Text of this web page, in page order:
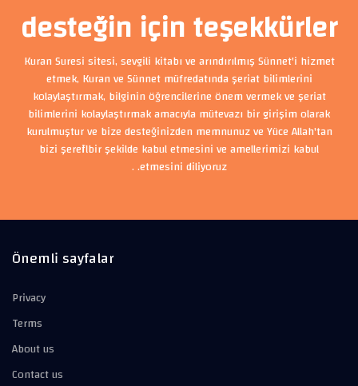
desteğin için teşekkürler
Kuran Suresi sitesi, sevgili kitabı ve arındırılmış Sünnet'i hizmet
etmek, Kuran ve Sünnet müfredatında şeriat bilimlerini
kolaylaştırmak, bilginin öğrencilerine önem vermek ve şeriat
bilimlerini kolaylaştırmak amacıyla mütevazı bir girişim olarak
kurulmuştur ve bize desteğinizden memnunuz ve Yüce Allah'tan
bizi şerefli bir şekilde kabul etmesini ve amellerimizi kabul
etmesini diliyoruz. .
Önemli sayfalar
Privacy
Terms
About us
Contact us